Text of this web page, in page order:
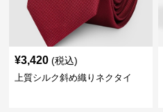
¥3,420 (税込)
上質シルク斜め織りネクタイ